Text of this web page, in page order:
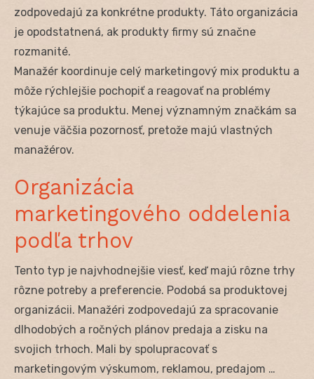
zodpovedajú za konkrétne produkty. Táto organizácia
je opodstatnená, ak produkty firmy sú značne
rozmanité.
Manažér koordinuje celý marketingový mix produktu a
môže rýchlejšie pochopiť a reagovať na problémy
týkajúce sa produktu. Menej významným značkám sa
venuje väčšia pozornosť, pretože majú vlastných
manažérov.
Organizácia
marketingového oddelenia
podľa trhov
Tento typ je najvhodnejšie viesť, keď majú rôzne trhy
rôzne potreby a preferencie. Podobá sa produktovej
organizácii. Manažéri zodpovedajú za spracovanie
dlhodobých a ročných plánov predaja a zisku na
svojich trhoch. Mali by spolupracovať s
marketingovým výskumom, reklamou, predajom …